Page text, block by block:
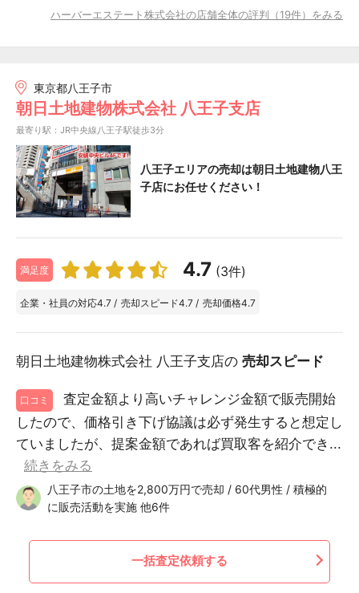
ハーバーエステート株式会社の店舗全体の評判（19件）をみる
東京都八王子市
朝日土地建物株式会社 八王子支店
最寄り駅：JR中央線八王子駅徒歩3分
八王子エリアの売却は朝日土地建物八王
子店にお任せください！
満足度 4.7 (3件)
企業・社員の対応4.7 / 売却スピード4.7 / 売却価格4.7
朝日土地建物株式会社 八王子支店の 売却スピード
口コミ
査定金額より高いチャレンジ金額で販売開始
したので、価格引き下げ協議は必ず発生すると想定し
ていましたが、提案金額であれば買取客を紹介でき...
続きをみる
八王子市の土地を2,800万円で売却 / 60代男性 / 積極的
に販売活動を実施 他6件
一括査定依頼する